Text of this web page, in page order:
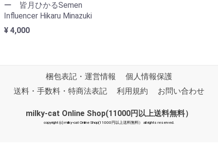
ー 皆月ひかるSemen
Influencer Hikaru Minazuki
¥ 4,000
梱包表記・運営情報
個人情報保護
送料・手数料・特商法表記
利用規約 お問い合わせ
milky-cat Online Shop(11000円以上送料無料）
copyright (c) milky-cat Online Shop(11000円以上送料無料） all rights reserved.